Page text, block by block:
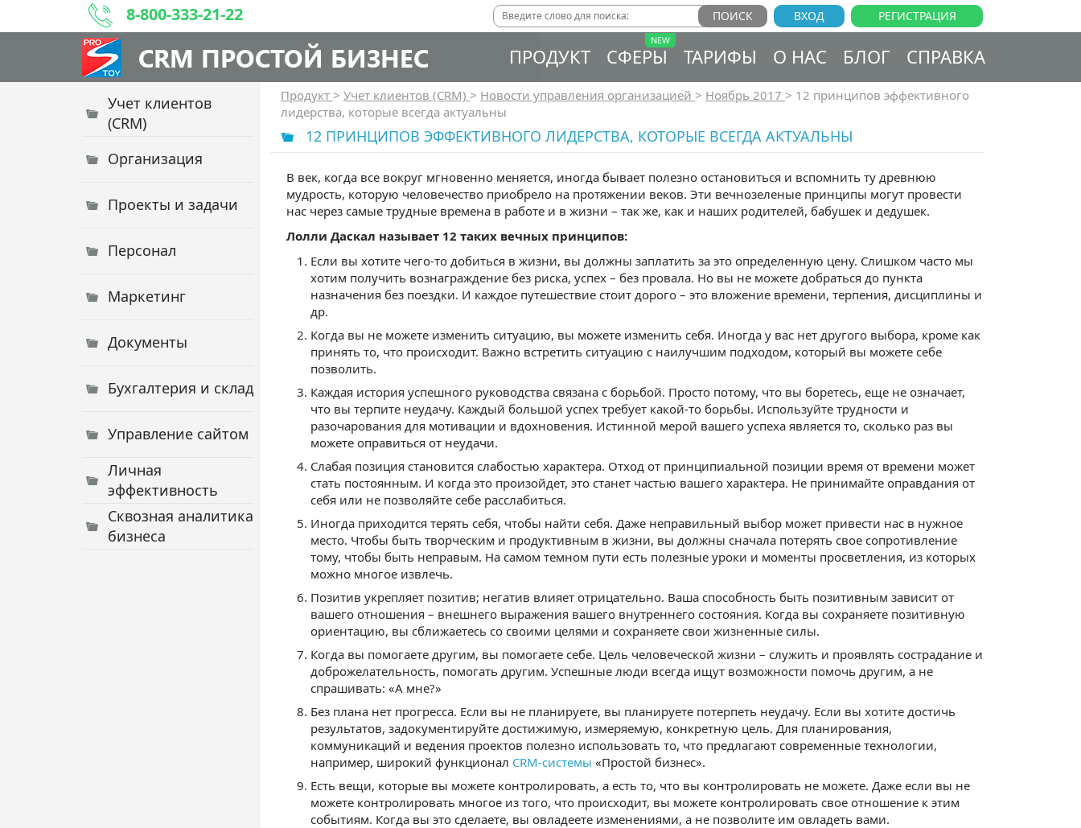
8-800-333-21-22 РЕГИСТРАЦИЯ
ВХОД
CRM ПРОСТОЙ БИЗНЕС ПРОДУКТ СФЕРЫ ТАРИФЫ О НАС БЛОГ СПРАВКА
Учет клиентов
(CRM)
Организация
Проекты и задачи
Персонал
Маркетинг
Документы
Бухгалтерия и склад
Управление сайтом
Личная
эффективность
Сквозная аналитика
бизнеса
Продукт > Учет клиентов (CRM) > Новости управления организацией > Ноябрь 2017 > 12 принципов эффективного
лидерства, которые всегда актуальны
12 ПРИНЦИПОВ ЭФФЕКТИВНОГО ЛИДЕРСТВА, КОТОРЫЕ ВСЕГДА АКТУАЛЬНЫ
В век, когда все вокруг мгновенно меняется, иногда бывает полезно остановиться и вспомнить ту древнюю
мудрость, которую человечество приобрело на протяжении веков. Эти вечнозеленые принципы могут провести
нас через самые трудные времена в работе и в жизни – так же, как и наших родителей, бабушек и дедушек.
Лолли Даскал называет 12 таких вечных принципов:
Если вы хотите чего-то добиться в жизни, вы должны заплатить за это определенную цену. Слишком часто мы
хотим получить вознаграждение без риска, успех – без провала. Но вы не можете добраться до пункта
назначения без поездки. И каждое путешествие стоит дорого – это вложение времени, терпения, дисциплины и
др.
Когда вы не можете изменить ситуацию, вы можете изменить себя. Иногда у вас нет другого выбора, кроме как
принять то, что происходит. Важно встретить ситуацию с наилучшим подходом, который вы можете себе
позволить.
Каждая история успешного руководства связана с борьбой. Просто потому, что вы боретесь, еще не означает,
что вы терпите неудачу. Каждый большой успех требует какой-то борьбы. Используйте трудности и
разочарования для мотивации и вдохновения. Истинной мерой вашего успеха является то, сколько раз вы
можете оправиться от неудачи.
Слабая позиция становится слабостью характера. Отход от принципиальной позиции время от времени может
стать постоянным. И когда это произойдет, это станет частью вашего характера. Не принимайте оправдания от
себя или не позволяйте себе расслабиться.
Иногда приходится терять себя, чтобы найти себя. Даже неправильный выбор может привести нас в нужное
место. Чтобы быть творческим и продуктивным в жизни, вы должны сначала потерять свое сопротивление
тому, чтобы быть неправым. На самом темном пути есть полезные уроки и моменты просветления, из которых
можно многое извлечь.
Позитив укрепляет позитив; негатив влияет отрицательно. Ваша способность быть позитивным зависит от
вашего отношения – внешнего выражения вашего внутреннего состояния. Когда вы сохраняете позитивную
ориентацию, вы сближаетесь со своими целями и сохраняете свои жизненные силы.
Когда вы помогаете другим, вы помогаете себе. Цель человеческой жизни – служить и проявлять сострадание и
доброжелательность, помогать другим. Успешные люди всегда ищут возможности помочь другим, а не
спрашивать: «А мне?»
Без плана нет прогресса. Если вы не планируете, вы планируете потерпеть неудачу. Если вы хотите достичь
результатов, задокументируйте достижимую, измеряемую, конкретную цель. Для планирования,
коммуникаций и ведения проектов полезно использовать то, что предлагают современные технологии,
например, широкий функционал CRM-системы «Простой бизнес».
Есть вещи, которые вы можете контролировать, а есть то, что вы контролировать не можете. Даже если вы не
можете контролировать многое из того, что происходит, вы можете контролировать свое отношение к этим
событиям. Когда вы это сделаете, вы овладеете изменениями, а не позволите им овладеть вами.